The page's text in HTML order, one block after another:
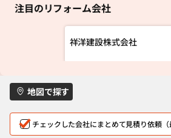
注目のリフォーム会社
祥洋建設株式会社
地図で探す
チェックした会社にまとめて見積り依頼（